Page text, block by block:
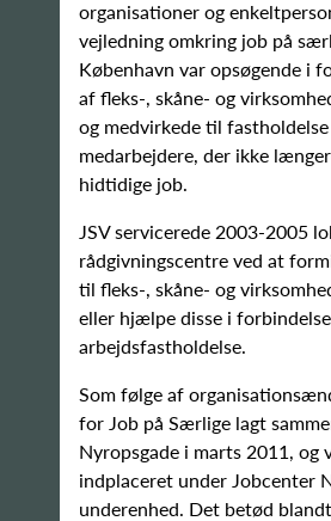
organisationer og
vejledning omkring job på
København var opsøgende i
af fleks-, skåne- og
og medvirkede til
medarbejdere, der ikke
hidtidige job.
JSV servicerede 2003-2005
rådgivningscentre ved at
til fleks-, skåne- og
eller hjælpe disse i
arbejdsfastholdelse.
Som følge af
for Job på Særlige lagt
Nyropsgade i marts 2011, og
indplaceret under Jobcenter
underenhed. Det betød